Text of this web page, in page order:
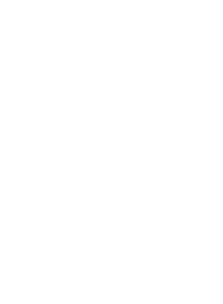
de beste restaurants,
je altijd een deal